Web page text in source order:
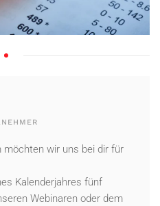
wir uns bei dir für
Kalenderjahres fünf
Webinaren oder dem